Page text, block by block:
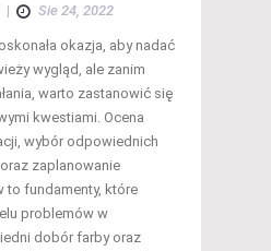
| Sie 24, 2022
okazja, aby nadać
wygląd, ale zanim
warto zastanowić się
kwestiami. Ocena
wybór odpowiednich
zaplanowanie
to fundamenty, które
problemów w
dobór farby oraz